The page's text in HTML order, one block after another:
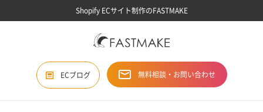
Shopify ECサイト制作のFASTMAKE
ECブログ 無料相談・お問い合わせ